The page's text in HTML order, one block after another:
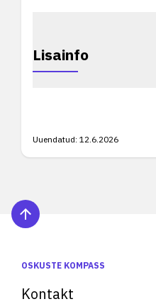
Lisainfo
Uuendatud: 12.6.2026
OSKUSTE KOMPASS
Kontakt